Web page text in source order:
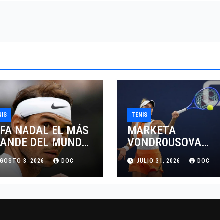
NADAL EL MÁS
DEL MUNDO
TENIS
3, 2026 DOC
TENIS
MARKETA
VONDROUSOVA
SANCIONADA POR
CUATRO AÑOS
JULIO 31, 2026 DOC